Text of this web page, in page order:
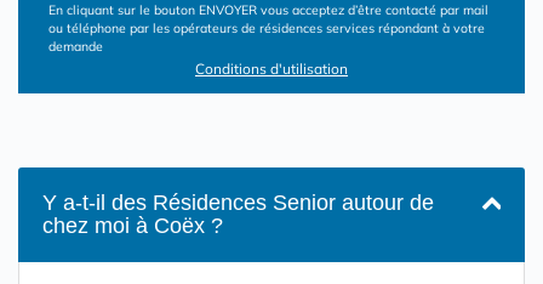
En cliquant sur le bouton ENVOYER vous acceptez d’être contacté par mail
ou téléphone par les opérateurs de résidences services répondant à votre
demande
Conditions d'utilisation
Y a-t-il des Résidences Senior autour de
chez moi à Coëx ?